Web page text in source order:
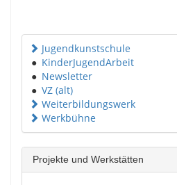
Jugendkunstschule
● KinderJugendArbeit
● Newsletter
● VZ (alt)
Weiterbildungswerk
Werkbühne
Projekte und Werkstätten